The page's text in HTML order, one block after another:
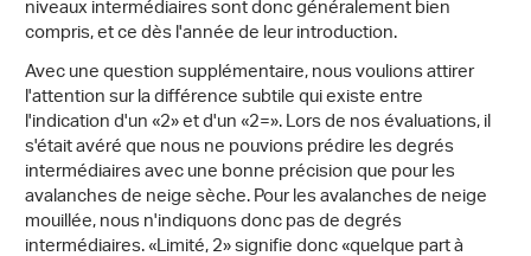
niveaux intermédiaires sont donc généralement bien
compris, et ce dès l'année de leur introduction.
Avec une question supplémentaire, nous voulions attirer
l'attention sur la différence subtile qui existe entre
l'indication d'un «2» et d'un «2=». Lors de nos évaluations, il
s'était avéré que nous ne pouvions prédire les degrés
intermédiaires avec une bonne précision que pour les
avalanches de neige sèche. Pour les avalanches de neige
mouillée, nous n'indiquons donc pas de degrés
intermédiaires. «Limité, 2» signifie donc «quelque part à